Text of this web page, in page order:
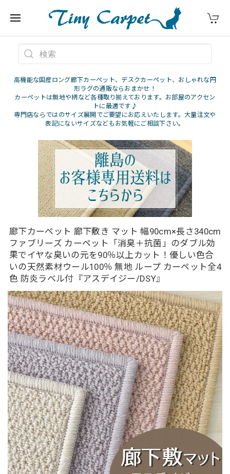
高機能な国産ロング廊下カーペット、デスクカーペット、おしゃれな円
形ラグの通販ならおまかせ！
カーペットは無地や柄など各種取り揃えております。お部屋のアクセン
トに最適です♪
専門店ならではのサイズ展開でご要望にお応えいたします。大量注文や
表記にないサイズなどもお気軽にご相談下さい。
廊下カーペット 廊下敷き マット 幅90cm×長さ340cm
ファブリーズ カーペット「消臭＋抗菌」のダブル効
果でイヤな臭いの元を90％以上カット！優しい色合
いの天然素材ウール100％ 無地 ループ カーペット全4
色 防炎ラベル付『アスデイジー/DSY』